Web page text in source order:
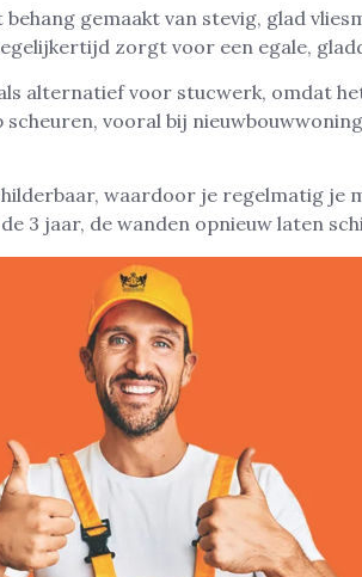
behang gemaakt van stevig, glad
zorgt voor een egale,
alternatief voor stucwerk, omdat
vooral bij
waardoor je regelmatig je
3 jaar, de wanden opnieuw laten